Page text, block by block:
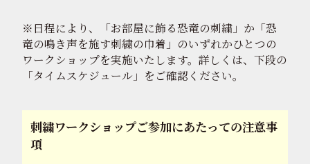
※日程により、「お部屋に飾る恐竜の刺繍」か「恐
竜の鳴き声を施す刺繍の巾着」のいずれかひとつの
ワークショップを実施いたします。詳しくは、下段の
「タイムスケジュール」をご確認ください。
刺繍ワークショップご参加にあたっての注意事
項